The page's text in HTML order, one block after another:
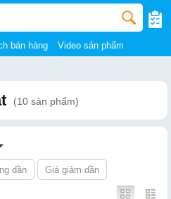
bán hàng Video sản phẩm
(10 sản phẩm)
dần Giá giảm dần